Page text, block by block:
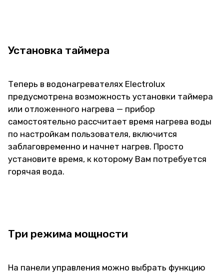
Установка таймера
Теперь в водонагревателях Electrolux
предусмотрена возможность установки таймера
или отложенного нагрева — прибор
самостоятельно рассчитает время нагрева воды
по настройкам пользователя, включится
заблаговременно и начнет нагрев. Просто
установите время, к которому Вам потребуется
горячая вода.
Три режима мощности
На панели управления можно выбрать функцию